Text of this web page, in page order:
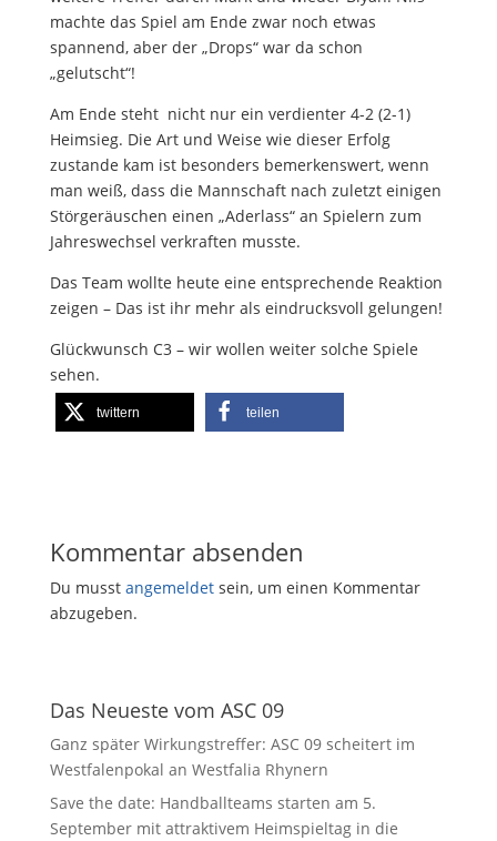
machte das Spiel am Ende zwar noch etwas
spannend, aber der „Drops“ war da schon
„gelutscht“!
Am Ende steht nicht nur ein verdienter 4-2 (2-1)
Heimsieg. Die Art und Weise wie dieser Erfolg
zustande kam ist besonders bemerkenswert, wenn
man weiß, dass die Mannschaft nach zuletzt einigen
Störgeräuschen einen „Aderlass“ an Spielern zum
Jahreswechsel verkraften musste.
Das Team wollte heute eine entsprechende Reaktion
zeigen – Das ist ihr mehr als eindrucksvoll gelungen!
Glückwunsch C3 – wir wollen weiter solche Spiele
sehen.
twittern teilen
Kommentar absenden
Du musst angemeldetsein, um einen Kommentar
abzugeben.
Das Neueste vom ASC 09
Ganz später Wirkungstreffer: ASC 09 scheitert im
Westfalenpokal an Westfalia Rhynern
Save the date: Handballteams starten am 5.
September mit attraktivem Heimspieltag in die